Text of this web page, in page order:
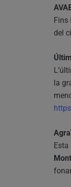
Fins
del
la